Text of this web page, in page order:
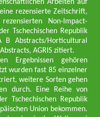
Arbeiten auf
rezensierte Zeitschrift,
Non-Impact-
Tschechischen Republik
Abstracts/Horticultural
AGRIS zitiert.
Ergebnissen gehören
wurden fast 85 einzelner
weitere Sorten gehen
durch. Eine Reihe von
Tschechischen Republik
Union bekommen.